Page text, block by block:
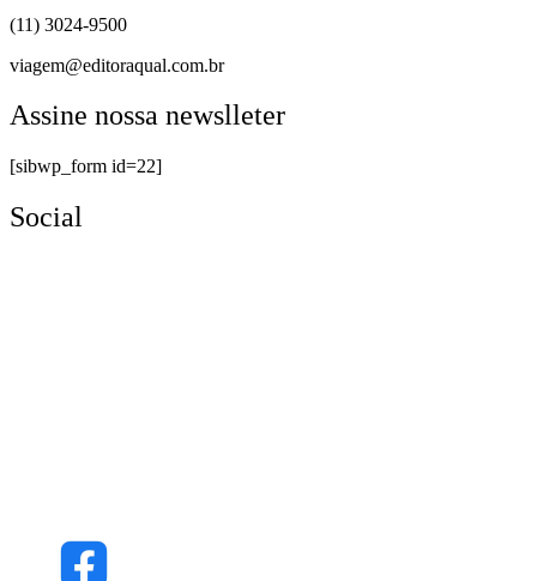
(11) 3024-9500
viagem@editoraqual.com.br
Assine nossa newslleter
[sibwp_form id=22]
Social